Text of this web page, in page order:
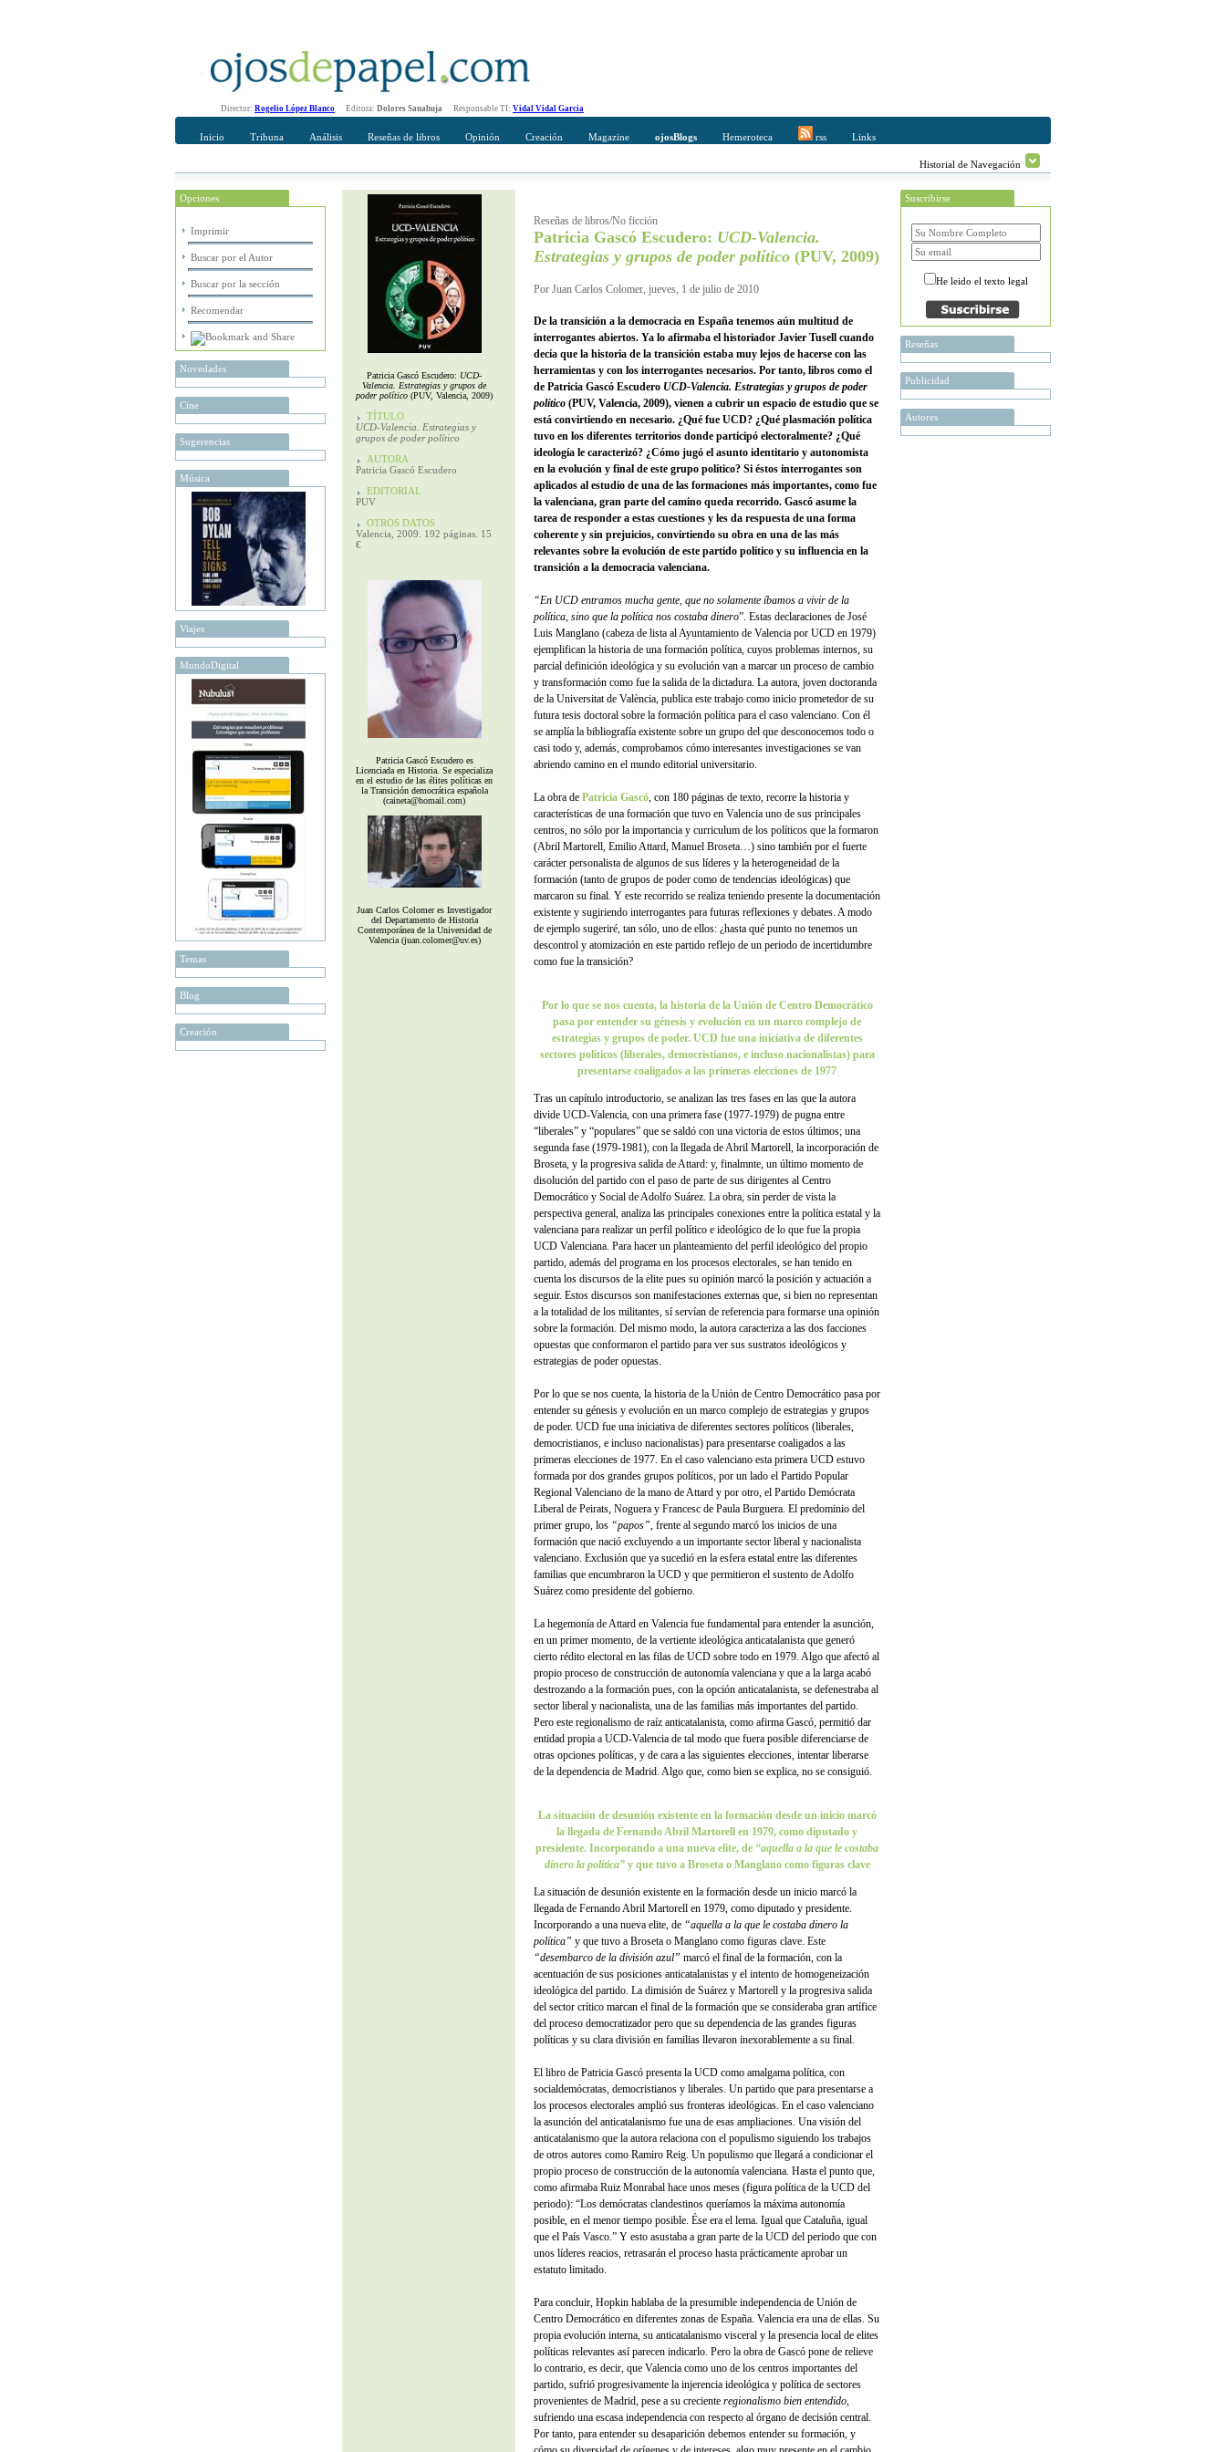
Director: Rogelio López Blanco Editora: Dolores Sanahuja Responsable TI: Vidal Vidal Garcia
Inicio Tribuna Análisis Reseñas de libros Opinión Creación Magazine ojosBlogs Hemeroteca rss Links
Historial de Navegación
Opciones
Imprimir
Buscar por el Autor
Buscar por la sección
Recomendar
Novedades
Cine
Sugerencias
Música
Viajes
MundoDigital
Temas
Blog
Creación
Recomendar
Su nombre Completo
Direccción de correo del destinatario
Patricia Gascó Escudero: UCD-
Valencia. Estrategias y grupos de
poder político (PUV, Valencia, 2009)
TÍTULO
UCD-Valencia. Estrategias y
grupos de poder político
AUTORA
Patricia Gascó Escudero
EDITORIAL
PUV
OTROS DATOS
Valencia, 2009. 192 páginas. 15
€
Patricia Gascó Escudero es
Licenciada en Historia. Se especializa
en el estudio de las élites políticas en
la Transición democrática española
(caineta@homail.com)
Juan Carlos Colomer es Investigador
del Departamento de Historia
Contemporánea de la Universidad de
Valencia (juan.colomer@uv.es)
Reseñas de libros/No ficción
Patricia Gascó Escudero: UCD-Valencia.
Estrategias y grupos de poder político (PUV, 2009)
Por Juan Carlos Colomer, jueves, 1 de julio de 2010
De la transición a la democracia en España tenemos aún multitud de
interrogantes abiertos. Ya lo afirmaba el historiador Javier Tusell cuando
decía que la historia de la transición estaba muy lejos de hacerse con las
herramientas y con los interrogantes necesarios. Por tanto, libros como el
de Patricia Gascó Escudero UCD-Valencia. Estrategias y grupos de poder
político (PUV, Valencia, 2009), vienen a cubrir un espacio de estudio que se
está convirtiendo en necesario. ¿Qué fue UCD? ¿Qué plasmación política
tuvo en los diferentes territorios donde participó electoralmente? ¿Qué
ideología le caracterizó? ¿Cómo jugó el asunto identitario y autonomista
en la evolución y final de este grupo político? Si éstos interrogantes son
aplicados al estudio de una de las formaciones más importantes, como fue
la valenciana, gran parte del camino queda recorrido. Gascó asume la
tarea de responder a estas cuestiones y les da respuesta de una forma
coherente y sin prejuicios, convirtiendo su obra en una de las más
relevantes sobre la evolución de este partido político y su influencia en la
transición a la democracia valenciana.
“En UCD entramos mucha gente, que no solamente íbamos a vivir de la
política, sino que la política nos costaba dinero”. Estas declaraciones de José
Luis Manglano (cabeza de lista al Ayuntamiento de Valencia por UCD en 1979)
ejemplifican la historia de una formación política, cuyos problemas internos, su
parcial definición ideológica y su evolución van a marcar un proceso de cambio
y transformación como fue la salida de la dictadura. La autora, joven doctoranda
de la Universitat de València, publica este trabajo como inicio prometedor de su
futura tesis doctoral sobre la formación política para el caso valenciano. Con él
se amplía la bibliografía existente sobre un grupo del que desconocemos todo o
casi todo y, además, comprobamos cómo interesantes investigaciones se van
abriendo camino en el mundo editorial universitario.
La obra de Patricia Gascó, con 180 páginas de texto, recorre la historia y
características de una formación que tuvo en Valencia uno de sus principales
centros, no sólo por la importancia y curriculum de los políticos que la formaron
(Abril Martorell, Emilio Attard, Manuel Broseta…) sino también por el fuerte
carácter personalista de algunos de sus líderes y la heterogeneidad de la
formación (tanto de grupos de poder como de tendencias ideológicas) que
marcaron su final. Y este recorrido se realiza teniendo presente la documentación
existente y sugiriendo interrogantes para futuras reflexiones y debates. A modo
de ejemplo sugeriré, tan sólo, uno de ellos: ¿hasta qué punto no tenemos un
descontrol y atomización en este partido reflejo de un periodo de incertidumbre
como fue la transición?
Por lo que se nos cuenta, la historia de la Unión de Centro Democrático
pasa por entender su génesis y evolución en un marco complejo de
estrategias y grupos de poder. UCD fue una iniciativa de diferentes
sectores políticos (liberales, democristianos, e incluso nacionalistas) para
presentarse coaligados a las primeras elecciones de 1977
Tras un capítulo introductorio, se analizan las tres fases en las que la autora
divide UCD-Valencia, con una primera fase (1977-1979) de pugna entre
“liberales” y “populares” que se saldó con una victoria de estos últimos; una
segunda fase (1979-1981), con la llegada de Abril Martorell, la incorporación de
Broseta, y la progresiva salida de Attard: y, finalmnte, un último momento de
disolución del partido con el paso de parte de sus dirigentes al Centro
Democrático y Social de Adolfo Suárez. La obra, sin perder de vista la
perspectiva general, analiza las principales conexiones entre la política estatal y la
valenciana para realizar un perfil político e ideológico de lo que fue la propia
UCD Valenciana. Para hacer un planteamiento del perfil ideológico del propio
partido, además del programa en los procesos electorales, se han tenido en
cuenta los discursos de la elite pues su opinión marcó la posición y actuación a
seguir. Estos discursos son manifestaciones externas que, si bien no representan
a la totalidad de los militantes, sí servían de referencia para formarse una opinión
sobre la formación. Del mismo modo, la autora caracteriza a las dos facciones
opuestas que conformaron el partido para ver sus sustratos ideológicos y
estrategias de poder opuestas.
Por lo que se nos cuenta, la historia de la Unión de Centro Democrático pasa por
entender su génesis y evolución en un marco complejo de estrategias y grupos
de poder. UCD fue una iniciativa de diferentes sectores políticos (liberales,
democristianos, e incluso nacionalistas) para presentarse coaligados a las
primeras elecciones de 1977. En el caso valenciano esta primera UCD estuvo
formada por dos grandes grupos políticos, por un lado el Partido Popular
Regional Valenciano de la mano de Attard y por otro, el Partido Demócrata
Liberal de Peirats, Noguera y Francesc de Paula Burguera. El predominio del
primer grupo, los “papos”, frente al segundo marcó los inicios de una
formación que nació excluyendo a un importante sector liberal y nacionalista
valenciano. Exclusión que ya sucedió en la esfera estatal entre las diferentes
familias que encumbraron la UCD y que permitieron el sustento de Adolfo
Suárez como presidente del gobierno.
La hegemonía de Attard en Valencia fue fundamental para entender la asunción,
en un primer momento, de la vertiente ideológica anticatalanista que generó
cierto rédito electoral en las filas de UCD sobre todo en 1979. Algo que afectó al
propio proceso de construcción de autonomía valenciana y que a la larga acabó
destrozando a la formación pues, con la opción anticatalanista, se defenestraba al
sector liberal y nacionalista, una de las familias más importantes del partido.
Pero este regionalismo de raíz anticatalanista, como afirma Gascó, permitió dar
entidad propia a UCD-Valencia de tal modo que fuera posible diferenciarse de
otras opciones políticas, y de cara a las siguientes elecciones, intentar liberarse
de la dependencia de Madrid. Algo que, como bien se explica, no se consiguió.
La situación de desunión existente en la formación desde un inicio marcó
la llegada de Fernando Abril Martorell en 1979, como diputado y
presidente. Incorporando a una nueva elite, de “aquella a la que le costaba
dinero la política”y que tuvo a Broseta o Manglano como figuras clave
La situación de desunión existente en la formación desde un inicio marcó la
llegada de Fernando Abril Martorell en 1979, como diputado y presidente.
Incorporando a una nueva elite, de “aquella a la que le costaba dinero la
política” y que tuvo a Broseta o Manglano como figuras clave. Este
“desembarco de la división azul” marcó el final de la formación, con la
acentuación de sus posiciones anticatalanistas y el intento de homogeneización
ideológica del partido. La dimisión de Suárez y Martorell y la progresiva salida
del sector crítico marcan el final de la formación que se consideraba gran artífice
del proceso democratizador pero que su dependencia de las grandes figuras
políticas y su clara división en familias llevaron inexorablemente a su final.
El libro de Patricia Gascó presenta la UCD como amalgama política, con
socialdemócratas, democristianos y liberales. Un partido que para presentarse a
los procesos electorales amplió sus fronteras ideológicas. En el caso valenciano
la asunción del anticatalanismo fue una de esas ampliaciones. Una visión del
anticatalanismo que la autora relaciona con el populismo siguiendo los trabajos
de otros autores como Ramiro Reig. Un populismo que llegará a condicionar el
propio proceso de construcción de la autonomía valenciana. Hasta el punto que,
como afirmaba Ruiz Monrabal hace unos meses (figura política de la UCD del
periodo): “Los demócratas clandestinos queríamos la máxima autonomía
posible, en el menor tiempo posible. Ése era el lema. Igual que Cataluña, igual
que el País Vasco.” Y esto asustaba a gran parte de la UCD del periodo que con
unos líderes reacios, retrasarán el proceso hasta prácticamente aprobar un
estatuto limitado.
Para concluir, Hopkin hablaba de la presumible independencia de Unión de
Centro Democrático en diferentes zonas de España. Valencia era una de ellas. Su
propia evolución interna, su anticatalanismo visceral y la presencia local de elites
políticas relevantes así parecen indicarlo. Pero la obra de Gascó pone de relieve
lo contrario, es decir, que Valencia como uno de los centros importantes del
partido, sufrió progresivamente la injerencia ideológica y política de sectores
provenientes de Madrid, pese a su creciente regionalismo bien entendido,
sufriendo una escasa independencia con respecto al órgano de decisión central.
Por tanto, para entender su desaparición debemos entender su formación, y
Suscribirse
He leido el texto legal
Reseñas
Publicidad
Autores